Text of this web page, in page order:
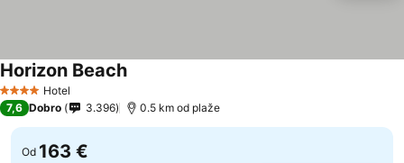
4 ZvezdiceHotel
Horizon Beach
7,6 Dobro 3.396 0.5 km od plaže
Od 163 €